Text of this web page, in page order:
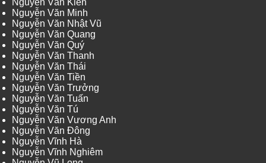
Nguyễn Văn Kiên
Nguyễn Văn Minh
Nguyễn Văn Nhật Vũ
Nguyễn Văn Quang
Nguyễn Văn Quý
Nguyễn Văn Thanh
Nguyễn Văn Thái
Nguyễn Văn Tiền
Nguyễn Văn Trưởng
Nguyễn Văn Tuấn
Nguyễn Văn Tú
Nguyễn Văn Vương Anh
Nguyễn Văn Đông
Nguyễn Vĩnh Hà
Nguyễn Vĩnh Nghiêm